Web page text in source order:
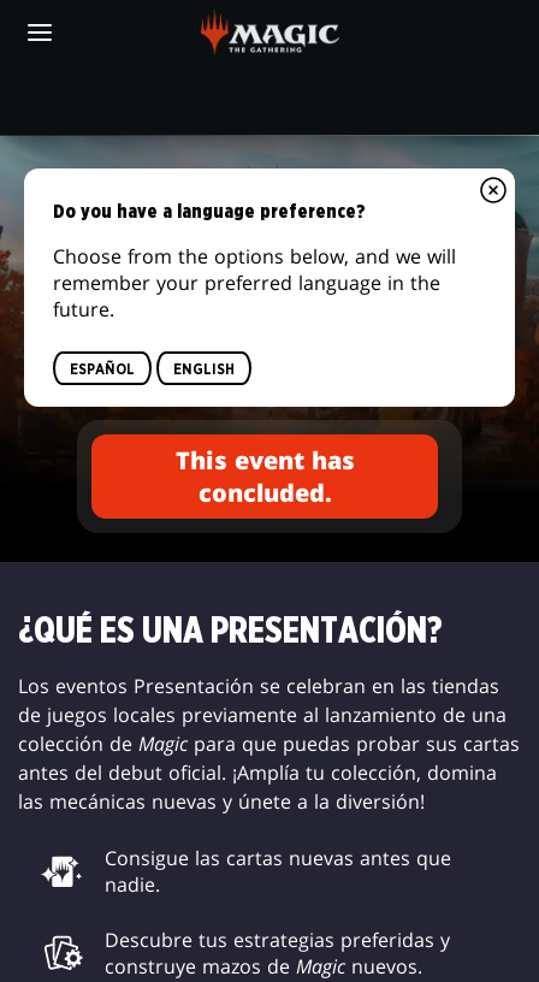
PRERELEASE
MAGIC:
THE
GATHERING
EVENTOS PRESENTACIÓN
This event has
concluded.
¿QUÉ ES UNA PRESENTACIÓN?
Los eventos Presentación se celebran en las tiendas
de juegos locales previamente al lanzamiento de una
colección de Magic para que puedas probar sus cartas
antes del debut oficial. ¡Amplía tu colección, domina
las mecánicas nuevas y únete a la diversión!
Consigue las cartas nuevas antes que
nadie.
Descubre tus estrategias preferidas y
construye mazos de Magic nuevos.
Do you have a language preference?
Choose from the options below, and we will
remember your preferred language in the
future.
ESPAÑOL ENGLISH